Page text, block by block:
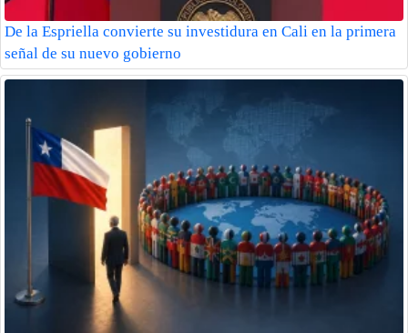
De la Espriella convierte su investidura en Cali en la primera
señal de su nuevo gobierno